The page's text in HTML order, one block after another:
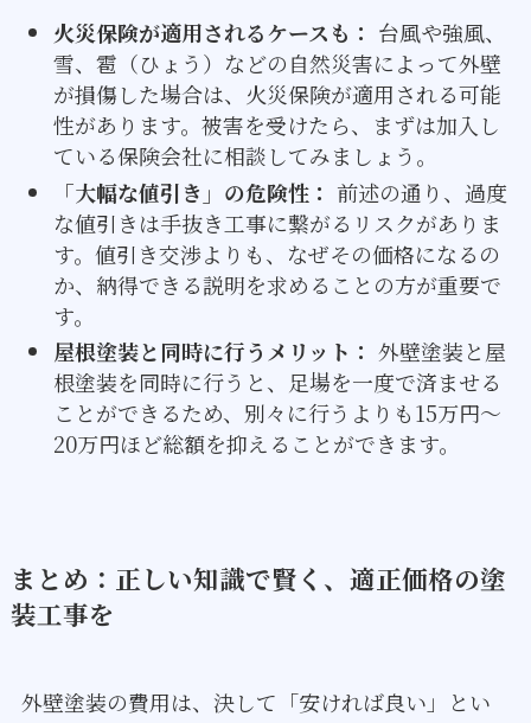
火災保険が適用されるケースも： 台風や強風、
雪、雹（ひょう）などの自然災害によって外壁
が損傷した場合は、火災保険が適用される可能
性があります。被害を受けたら、まずは加入し
ている保険会社に相談してみましょう。
「大幅な値引き」の危険性： 前述の通り、過度
な値引きは手抜き工事に繋がるリスクがありま
す。値引き交渉よりも、なぜその価格になるの
か、納得できる説明を求めることの方が重要で
す。
屋根塗装と同時に行うメリット： 外壁塗装と屋
根塗装を同時に行うと、足場を一度で済ませる
ことができるため、別々に行うよりも15万円～
20万円ほど総額を抑えることができます。
まとめ：正しい知識で賢く、適正価格の塗
装工事を
外壁塗装の費用は、決して「安ければ良い」とい